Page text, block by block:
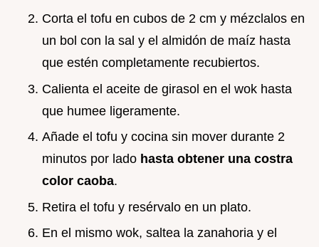
Corta el tofu en cubos de 2 cm y mézclalos en
un bol con la sal y el almidón de maíz hasta
que estén completamente recubiertos.
Calienta el aceite de girasol en el wok hasta
que humee ligeramente.
Añade el tofu y cocina sin mover durante 2
minutos por lado hasta obtener una costra
color caoba.
Retira el tofu y resérvalo en un plato.
En el mismo wok, saltea la zanahoria y el